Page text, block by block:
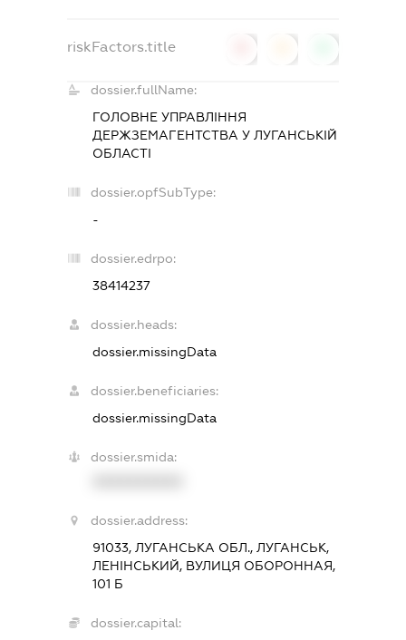
riskFactors.title
dossier.fullName:
ГОЛОВНЕ УПРАВЛІННЯ
ДЕРЖЗЕМАГЕНТСТВА У ЛУГАНСЬКІЙ
ОБЛАСТІ
dossier.opfSubType:
-
dossier.edrpo:
38414237
dossier.heads:
dossier.missingData
dossier.beneficiaries:
dossier.missingData
dossier.smida:
dossier.address:
91033, ЛУГАНСЬКА ОБЛ., ЛУГАНСЬК,
ЛЕНІНСЬКИЙ, ВУЛИЦЯ ОБОРОННАЯ,
101 Б
dossier.capital: